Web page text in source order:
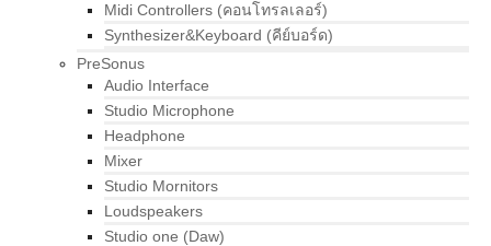
Midi Controllers (คอนโทรลเลอร์)
Synthesizer&Keyboard (คีย์บอร์ด)
PreSonus
Audio Interface
Studio Microphone
Headphone
Mixer
Studio Mornitors
Loudspeakers
Studio one (Daw)